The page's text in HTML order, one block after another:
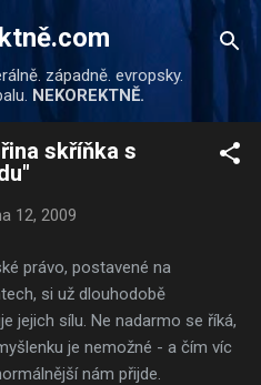
hlavní obsah
západně. evropsky.
NEKOREKTNĚ.
skříňka s
12, 2009
právo, postavené na
si už dlouhodobě
jejich sílu. Ne nadarmo se říká,
je nemožné - a čím víc
nám přijde.